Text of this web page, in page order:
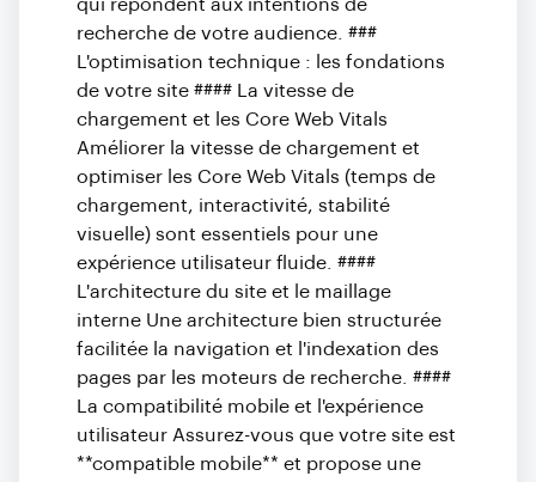
qui répondent aux intentions de
recherche de votre audience. ###
L'optimisation technique : les fondations
de votre site #### La vitesse de
chargement et les Core Web Vitals
Améliorer la vitesse de chargement et
optimiser les Core Web Vitals (temps de
chargement, interactivité, stabilité
visuelle) sont essentiels pour une
expérience utilisateur fluide. ####
L'architecture du site et le maillage
interne Une architecture bien structurée
facilitée la navigation et l'indexation des
pages par les moteurs de recherche. ####
La compatibilité mobile et l'expérience
utilisateur Assurez-vous que votre site est
**compatible mobile** et propose une